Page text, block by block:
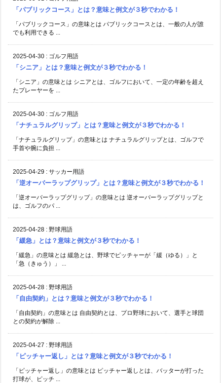
「パブリックコース」とは？意味と例文が３秒でわかる！
「パブリックコース」の意味とは パブリックコースとは、一般の人が誰
でも利用できる ...
2025-04-30 : ゴルフ用語
「シニア」とは？意味と例文が３秒でわかる！
「シニア」の意味とは シニアとは、ゴルフにおいて、一定の年齢を超え
たプレーヤーを ...
2025-04-30 : ゴルフ用語
「ナチュラルグリップ」とは？意味と例文が３秒でわかる！
「ナチュラルグリップ」の意味とは ナチュラルグリップとは、ゴルフで
手首や腕に負担 ...
2025-04-29 : サッカー用語
「逆オーバーラップグリップ」とは？意味と例文が３秒でわかる！
「逆オーバーラップグリップ」の意味とは 逆オーバーラップグリップと
は、ゴルフのパ ...
2025-04-28 : 野球用語
「緩急」とは？意味と例文が３秒でわかる！
「緩急」の意味とは 緩急とは、野球でピッチャーが「緩（ゆる）」と
「急（きゅう）」 ...
2025-04-28 : 野球用語
「自由契約」とは？意味と例文が３秒でわかる！
「自由契約」の意味とは 自由契約とは、プロ野球において、選手と球団
との契約が解除 ...
2025-04-27 : 野球用語
「ピッチャー返し」とは？意味と例文が３秒でわかる！
「ピッチャー返し」の意味とは ピッチャー返しとは、バッターが打った
打球が、ピッチ ...